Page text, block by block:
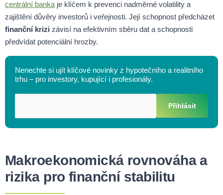
centrální banka je klíčem k prevenci nadměrné volatility a
zajištění důvěry investorů i veřejnosti. Její schopnost předcházet
finanční krizi závisí na efektivním sběru dat a schopnosti
předvídat potenciální hrozby.
Nenechte si ujít klíčové novinky z hypotečního a realitního
trhu – pro investory, kupující i profesionály.
Přihlásit
Makroekonomická rovnováha a
rizika pro finanční stabilitu